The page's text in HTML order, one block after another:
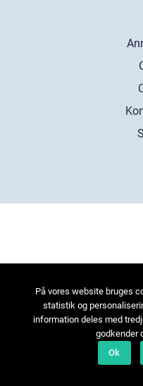
På vores website bruges
statistik og
information deles med
godkender
Ok